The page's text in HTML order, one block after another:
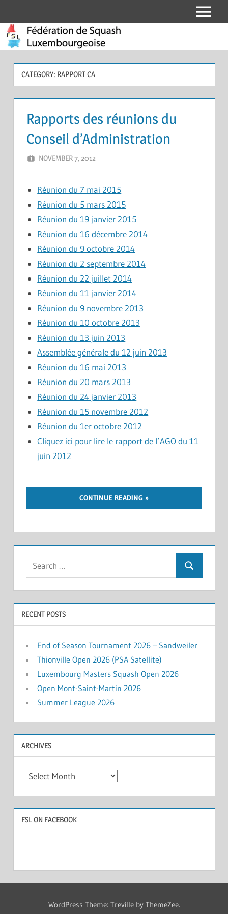
to
content
Fédération
de
Squash
Luxembourgeoise
Menu
CATEGORY: RAPPORT CA
Rapports des réunions du
Conseil d’Administration
NOVEMBER 7, 2012
Réunion du 7 mai 2015
Réunion du 5 mars 2015
Réunion du 19 janvier 2015
Réunion du 16 décembre 2014
Réunion du 9 octobre 2014
Réunion du 2 septembre 2014
Réunion du 22 juillet 2014
Réunion du 11 janvier 2014
Réunion du 9 novembre 2013
Réunion du 10 octobre 2013
Réunion du 13 juin 2013
Assemblée générale du 12 juin 2013
Réunion du 16 mai 2013
Réunion du 20 mars 2013
Réunion du 24 janvier 2013
Réunion du 15 novembre 2012
Réunion du 1er octobre 2012
Cliquez ici pour lire le rapport de l’AGO du 11
juin 2012
CONTINUE READING
Search
RECENT POSTS
End of Season Tournament 2026 – Sandweiler
Thionville Open 2026 (PSA Satellite)
Luxembourg Masters Squash Open 2026
Open Mont-Saint-Martin 2026
Summer League 2026
ARCHIVES
Archives
FSL ON FACEBOOK
WordPress Theme: Treville by ThemeZee.